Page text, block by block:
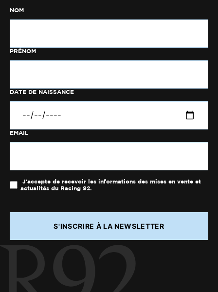
NOM
PRÉNOM
DATE DE NAISSANCE
EMAIL
J'accepte de recevoir les informations des mises en vente et
actualités du Racing 92.
S'INSCRIRE À LA NEWSLETTER